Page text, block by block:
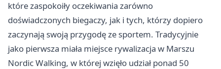
które zaspokoiły oczekiwania zarówno
doświadczonych biegaczy, jak i tych, którzy dopiero
zaczynają swoją przygodę ze sportem. Tradycyjnie
jako pierwsza miała miejsce rywalizacja w Marszu
Nordic Walking, w której wzięło udział ponad 50